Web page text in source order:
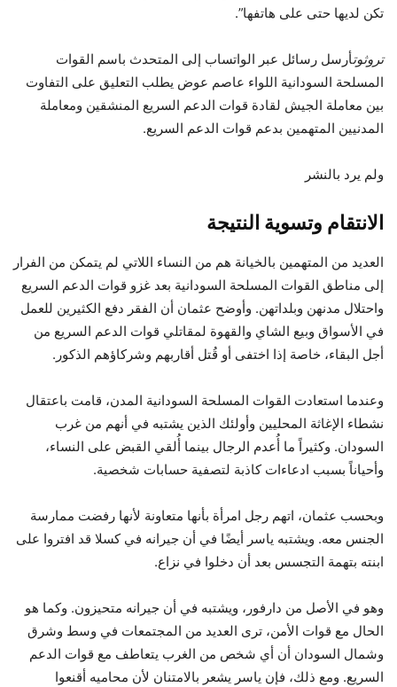
تكن لديها حتى على هاتفها”.
تروثوتأرسل رسائل عبر الواتساب إلى المتحدث باسم القوات
المسلحة السودانية اللواء عاصم عوض يطلب التعليق على التفاوت
بين معاملة الجيش لقادة قوات الدعم السريع المنشقين ومعاملة
المدنيين المتهمين بدعم قوات الدعم السريع.
ولم يرد بالنشر
الانتقام وتسوية النتيجة
العديد من المتهمين بالخيانة هم من النساء اللاتي لم يتمكن من الفرار
إلى مناطق القوات المسلحة السودانية بعد غزو قوات الدعم السريع
واحتلال مدنهن وبلداتهن. وأوضح عثمان أن الفقر دفع الكثيرين للعمل
في الأسواق وبيع الشاي والقهوة لمقاتلي قوات الدعم السريع من
أجل البقاء، خاصة إذا اختفى أو قُتل أقاربهم وشركاؤهم الذكور.
وعندما استعادت القوات المسلحة السودانية المدن، قامت باعتقال
نشطاء الإغاثة المحليين وأولئك الذين يشتبه في أنهم من غرب
السودان. وكثيراً ما أُعدم الرجال بينما أُلقي القبض على النساء،
وأحياناً بسبب ادعاءات كاذبة لتصفية حسابات شخصية.
وبحسب عثمان، اتهم رجل امرأة بأنها متعاونة لأنها رفضت ممارسة
الجنس معه. ويشتبه ياسر أيضًا في أن جيرانه في كسلا قد افتروا على
ابنته بتهمة التجسس بعد أن دخلوا في نزاع.
وهو في الأصل من دارفور، ويشتبه في أن جيرانه متحيزون. وكما هو
الحال مع قوات الأمن، ترى العديد من المجتمعات في وسط وشرق
وشمال السودان أن أي شخص من الغرب يتعاطف مع قوات الدعم
السريع. ومع ذلك، فإن ياسر يشعر بالامتنان لأن محاميه أقنعوا